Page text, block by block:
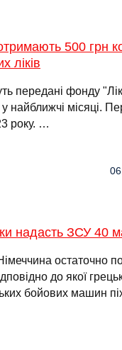
500 грн
ліків
передані фонду
найближчі місяці.
року. …
надасть ЗСУ
остаточно
до якої
бойових машин